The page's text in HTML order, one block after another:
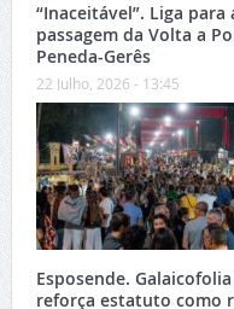
“Inaceitável”. Liga
passagem da Volta a
Peneda-Gerês
22 Julho, 2026 - 13:45
Esposende.
reforça estatuto como